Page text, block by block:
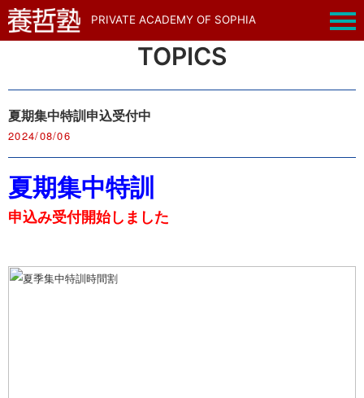
PRIVATE ACADEMY OF SOPHIA
TOPICS
夏期集中特訓申込受付中
2024/08/06
夏期集中特訓
申込み受付開始しました